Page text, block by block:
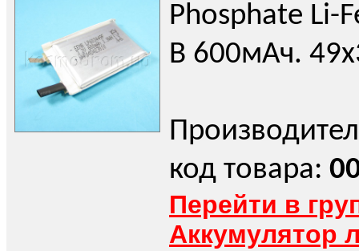
Phosphate Li-
В 600мАч.
код товара:
Перейти в
Аккумулятор